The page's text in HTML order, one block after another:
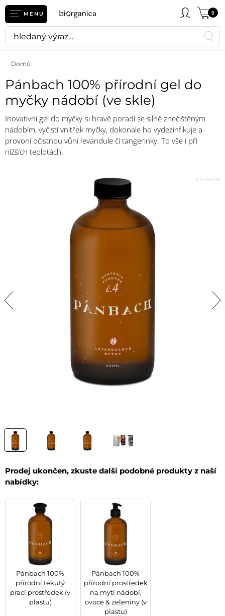
MENU 0
Domů
Pánbach 100% přírodní gel do
myčky nádobí (ve skle)
Inovativní gel do myčky si hravě poradí se silně znečištěným
nádobím, vyčistí vnitřek myčky, dokonale ho vydezinfikuje a
provoní očistnou vůní levandule či tangerinky. To vše i při
nižších teplotách.
Prodej ukončen, zkuste další podobné produkty z naší
nabídky:
Pánbach 100%
přírodní tekutý
prací prostředek (v
plastu)
Pánbach 100%
přírodní prostředek
na mytí nádobí,
ovoce & zeleniny (v
plastu)